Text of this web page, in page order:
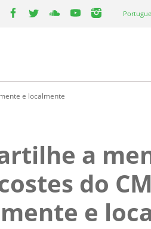
your
e localmente
a
do
e